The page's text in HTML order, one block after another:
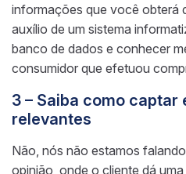
informações que você obterá
auxílio de um sistema
banco de dados e conhecer
consumidor que efetuou
3 – Saiba como
relevantes
Não, nós não estamos
opinião, onde o cliente dá